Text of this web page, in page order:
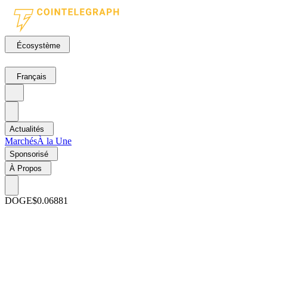
Écosystème
Français
Actualités
MarchésÀ la Une
Sponsorisé
À Propos
DOGE$0.06881